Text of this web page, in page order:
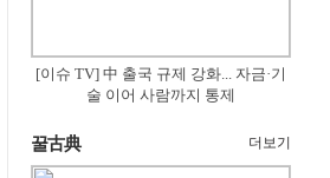
[이슈 TV] 中 출국 규제 강화... 자금·기
술 이어 사람까지 통제
꿀古典 더보기